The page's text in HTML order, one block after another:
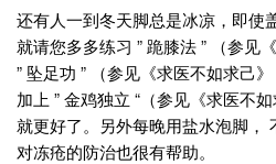
还有人一到冬天脚总是冰凉，即使
就请您多多练习 ” 跪膝法 ” （参见
” 坠足功 ” （参见《求医不如求己
加上 ” 金鸡独立 “（参见《求医不
就更好了。另外每晚用盐水泡脚，
对冻疮的防治也很有帮助。